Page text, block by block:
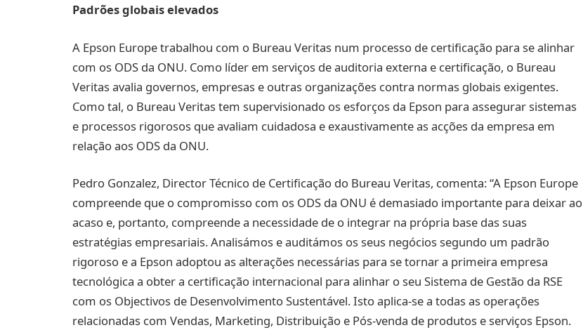
Padrões globais elevados
A Epson Europe trabalhou com o Bureau Veritas num processo de certificação para se alinhar
com os ODS da ONU. Como líder em serviços de auditoria externa e certificação, o Bureau
Veritas avalia governos, empresas e outras organizações contra normas globais exigentes.
Como tal, o Bureau Veritas tem supervisionado os esforços da Epson para assegurar sistemas
e processos rigorosos que avaliam cuidadosa e exaustivamente as acções da empresa em
relação aos ODS da ONU.
Pedro Gonzalez, Director Técnico de Certificação do Bureau Veritas, comenta: “A Epson Europe
compreende que o compromisso com os ODS da ONU é demasiado importante para deixar ao
acaso e, portanto, compreende a necessidade de o integrar na própria base das suas
estratégias empresariais. Analisámos e auditámos os seus negócios segundo um padrão
rigoroso e a Epson adoptou as alterações necessárias para se tornar a primeira empresa
tecnológica a obter a certificação internacional para alinhar o seu Sistema de Gestão da RSE
com os Objectivos de Desenvolvimento Sustentável. Isto aplica-se a todas as operações
relacionadas com Vendas, Marketing, Distribuição e Pós-venda de produtos e serviços Epson.